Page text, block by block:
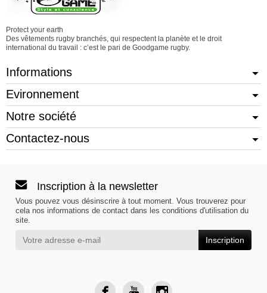
Protect your earth
Des vêtements rugby branchés, qui respectent la planète et le droit
international du travail : c’est le pari de Goodgame rugby.
Informations
Evironnement
Notre société
Contactez-nous
Inscription à la newsletter
Vous pouvez vous désinscrire à tout moment. Vous trouverez pour
cela nos informations de contact dans les conditions d'utilisation du
site.
Inscription